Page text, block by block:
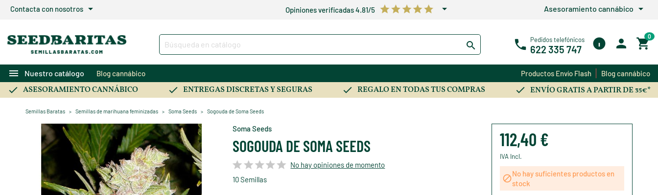
Contacta con nosotros arrow_drop_down Opiniones verificadas 4.81/5 arrow_drop_down Asesoramiento cannábico arrow_drop_down
Pedidos telefónicos
622 335 747
0
menu Nuestro catálogo Blog cannábico Productos Envío Flash Blog cannábico
ASESORAMIENTO CANNÁBICO ENTREGAS DISCRETAS Y SEGURAS REGALO EN TODAS TUS COMPRAS ENVÍO GRATIS A PARTIR DE 35€*
Semillas Baratas Semillas de marihuana feminizadas Soma Seeds Sogouda de Soma Seeds
Soma Seeds
SOGOUDA DE SOMA SEEDS
No hay opiniones de momento
10 Semillas
112,40 €
IVA Incl.
No hay suficientes productos en
stock